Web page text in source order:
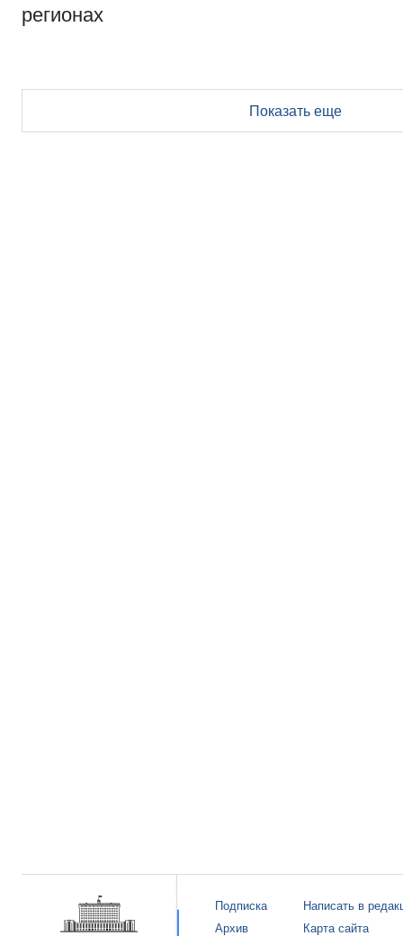
регионах
Показать еще
Подписка
Архив
Написать в
Карта сайта